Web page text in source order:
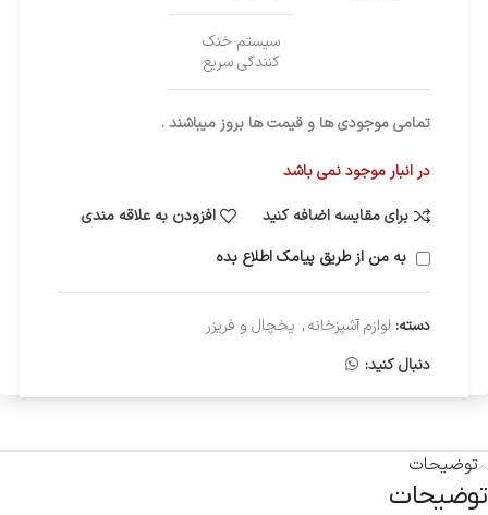
سیستم خنك
کنندگی سريع
تمامی موجودی ها و قیمت ها بروز میباشند .
در انبار موجود نمی باشد
برای مقایسه اضافه کنید
افزودن به علاقه مندی
به من از طریق پیامک اطلاع بده
دسته: لوازم آشپزخانه, یخچال و فریزر
دنبال کنید:
توضیحات
توضیحات